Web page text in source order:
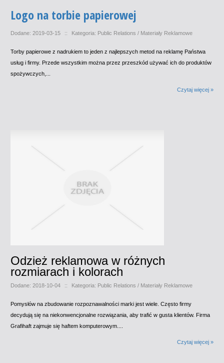
Logo na torbie papierowej
Dodane: 2019-03-15 :: Kategoria: Public Relations / Materiały Reklamowe
Torby papierowe z nadrukiem to jeden z najlepszych metod na reklamę Państwa
usług i firmy. Przede wszystkim można przez przeszkód używać ich do produktów
spożywczych,...
Czytaj więcej »
Odzież reklamowa w różnych
rozmiarach i kolorach
Dodane: 2018-10-04 :: Kategoria: Public Relations / Materiały Reklamowe
Pomysłów na zbudowanie rozpoznawalności marki jest wiele. Często firmy
decydują się na niekonwencjonalne rozwiązania, aby trafić w gusta klientów. Firma
Grafihaft zajmuje się haftem komputerowym....
Czytaj więcej »